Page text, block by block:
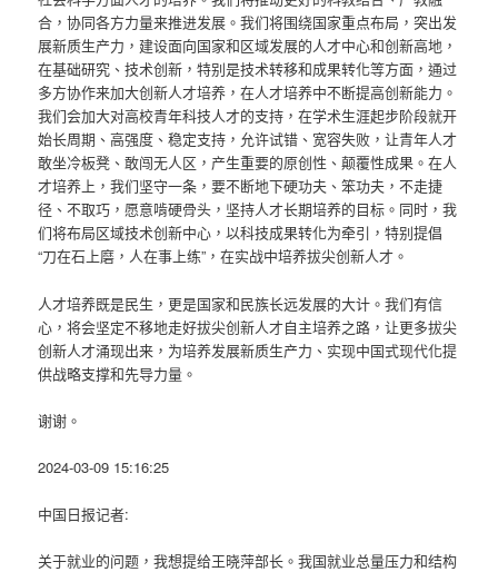
合，协同各方力量来推进发展。我们将围绕国家重点布局，突出发
展新质生产力，建设面向国家和区域发展的人才中心和创新高地，
在基础研究、技术创新，特别是技术转移和成果转化等方面，通过
多方协作来加大创新人才培养，在人才培养中不断提高创新能力。
我们会加大对高校青年科技人才的支持，在学术生涯起步阶段就开
始长周期、高强度、稳定支持，允许试错、宽容失败，让青年人才
敢坐冷板凳、敢闯无人区，产生重要的原创性、颠覆性成果。在人
才培养上，我们坚守一条，要不断地下硬功夫、笨功夫，不走捷
径、不取巧，愿意啃硬骨头，坚持人才长期培养的目标。同时，我
们将布局区域技术创新中心，以科技成果转化为牵引，特别提倡
“刀在石上磨，人在事上练”，在实战中培养拔尖创新人才。
人才培养既是民生，更是国家和民族长远发展的大计。我们有信
心，将会坚定不移地走好拔尖创新人才自主培养之路，让更多拔尖
创新人才涌现出来，为培养发展新质生产力、实现中国式现代化提
供战略支撑和先导力量。
谢谢。
2024-03-09 15:16:25
中国日报记者:
关于就业的问题，我想提给王晓萍部长。我国就业总量压力和结构